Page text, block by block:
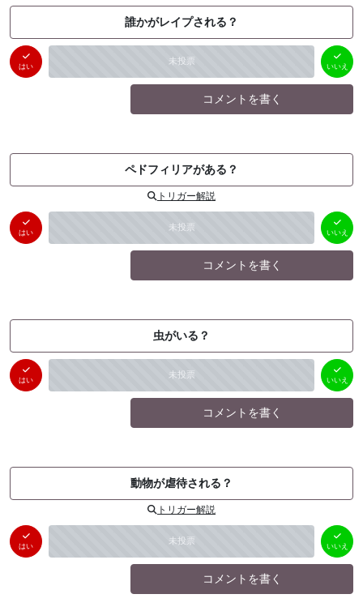
誰かがレイプされる？
はい 未投票
いいえ
（ 0件）
いいえ
コメントを書く
ペドフィリアがある？
トリガー解説
はい 未投票
いいえ
（ 0件）
いいえ
コメントを書く
虫がいる？
はい 未投票
いいえ
（ 0件）
いいえ
コメントを書く
動物が虐待される？
トリガー解説
はい 未投票
いいえ
（ 0件）
いいえ
コメントを書く